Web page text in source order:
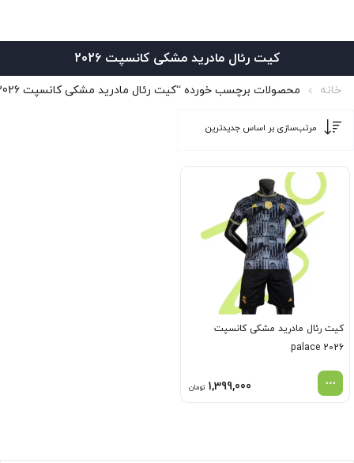
کیت رئال مادرید مشکی کانسپت 2026
خانه محصولات برچسب خورده “کیت رئال مادرید مشکی کانسپت 2026”
کیت رئال مادرید مشکی کانسپت
palace 2026
1,399,000 تومان